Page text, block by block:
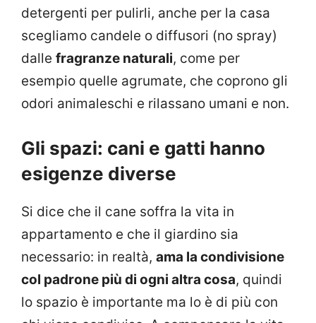
detergenti per pulirli, anche per la casa
scegliamo candele o diffusori (no spray)
dalle fragranze naturali, come per
esempio quelle agrumate, che coprono gli
odori animaleschi e rilassano umani e non.
Gli spazi: cani e gatti hanno
esigenze diverse
Si dice che il cane soffra la vita in
appartamento e che il giardino sia
necessario: in realtà, ama la condivisione
col padrone più di ogni altra cosa, quindi
lo spazio è importante ma lo è di più con